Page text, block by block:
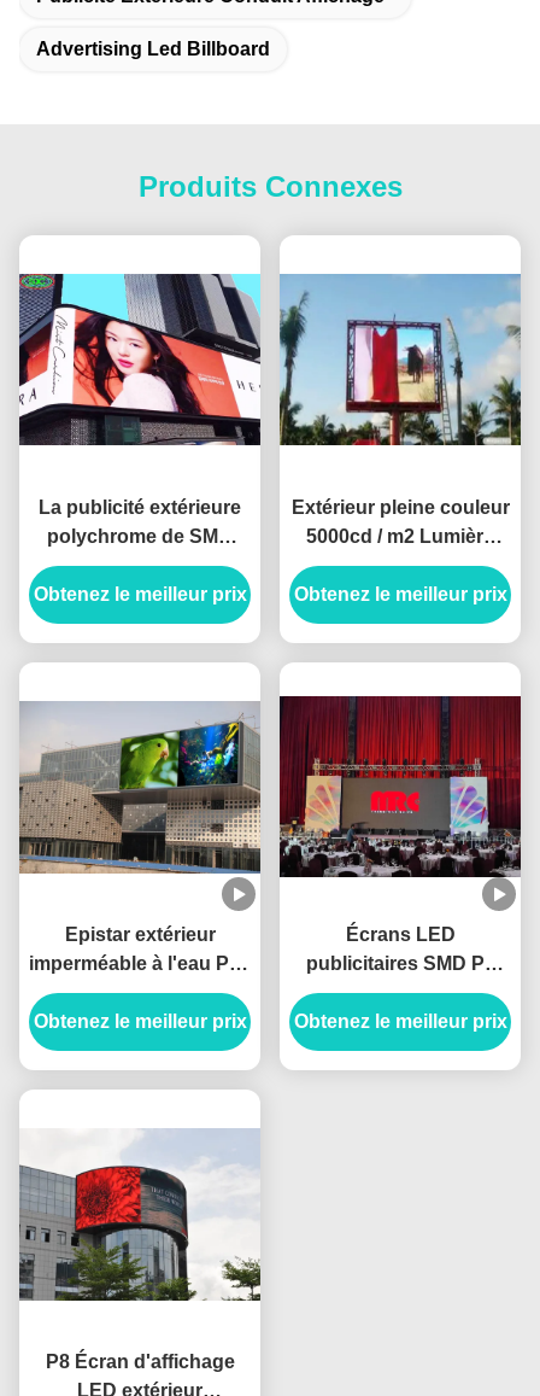
Advertising Led Billboard
Produits Connexes
La publicité extérieure
polychrome de SMD
P10 a mené la haute
résolution
320mm*160mm de
Obtenez le meilleur prix
Extérieur pleine couleur
5000cd / m2 Lumière
960*960mm Cabinet
Taille P8 Panneau
publicitaire LED
Obtenez le meilleur prix
Epistar extérieur
imperméable à l'eau P10
960*960mm Grand
écran Taille LED
Panneaux d'affichage
Obtenez le meilleur prix
Écrans LED
publicitaires SMD P6
étanches à l'eau
extérieurs à pleine
couleur et à haute
Obtenez le meilleur prix
P8 Écran d'affichage
LED extérieur